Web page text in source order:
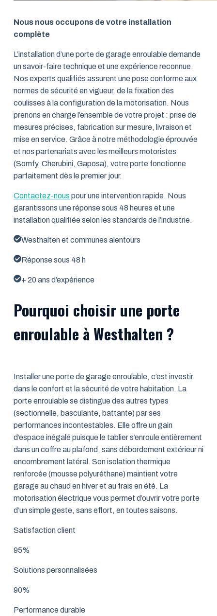
Nous nous occupons de votre installation
complète
L’installation d’une porte de garage enroulable demande
un savoir-faire technique et une expérience reconnue.
Nos experts qualifiés assurent une pose conforme aux
normes de sécurité en vigueur, de la fixation des
coulisses à la configuration de la motorisation. Nous
prenons en charge l’ensemble de votre projet : prise de
mesures précises, fabrication sur mesure, livraison et
mise en service. Grâce à notre méthodologie éprouvée
et nos partenariats avec les meilleurs motoristes
(Somfy, Cherubini, Gaposa), votre porte fonctionne
parfaitement dès le premier jour.
Contactez-nous pour une intervention rapide. Nous
garantissons une réponse sous 48 heures et une
installation qualifiée selon les standards de l’industrie.
Westhalten et communes alentours
Réponse sous 48 h
+ 20 ans d’expérience
Pourquoi choisir une porte
enroulable à Westhalten ?
Installer une porte de garage enroulable, c’est investir
dans le confort et la sécurité de votre habitation. La
porte enroulable se distingue des autres types
(sectionnelle, basculante, battante) par ses
performances incontestables. Elle offre un gain
d’espace inégalé puisque le tablier s’enroule entièrement
dans un coffre au plafond, sans débordement extérieur ni
encombrement latéral. Son isolation thermique
renforcée (mousse polyuréthane) maintient votre
garage au chaud en hiver et au frais en été. La
motorisation électrique vous permet d’ouvrir votre porte
d’un simple geste, sans effort, en toutes saisons.
Satisfaction client
95%
Solutions personnalisées
90%
Performance durable